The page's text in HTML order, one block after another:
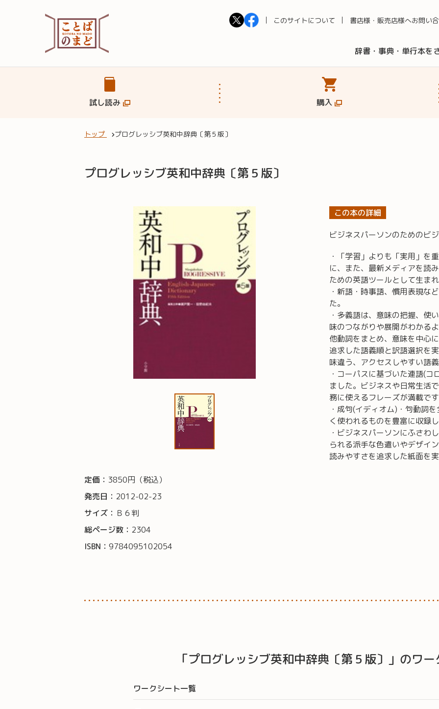
このサイトについて 書店様・販売店様へお問い
辞書・事典・単行本を
試し読み 購入
トップ プログレッシブ英和中辞典〔第５版〕
プログレッシブ英和中辞典〔第５版〕
定価： 3850円（税込）
発売日： 2012-02-23
サイズ： Ｂ６判
総ページ数： 2304
ISBN： 9784095102054
この本の詳細
ビジネスパーソンのためのビ
・「学習」よりも「実用」を
に、また、最新メディアを読
ための英語ツールとして生ま
・新語・時事語、慣用表現な
た。
・多義語は、意味の把握、使
味のつながりや展開がわかる
他動詞をまとめ、意味を中心
追求した語義順と訳語選択を
味違う、アクセスしやすい語
・コーパスに基づいた連語(
ました。ビジネスや日常生活
務に使えるフレーズが満載で
・成句(イディオム)・句動詞
く使われるものを豊富に収録
・ビジネスパーソンにふさわ
られる派手な色遣いやデザイ
読みやすさを追求した紙面を
「プログレッシブ英和中辞典〔第５版〕」のワ
ワークシート一覧